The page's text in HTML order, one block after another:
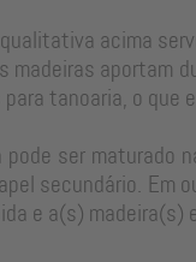
acima
madeiras
tanoaria, o que
ser maturado
secundário. Em
e a(s) madeira(s)